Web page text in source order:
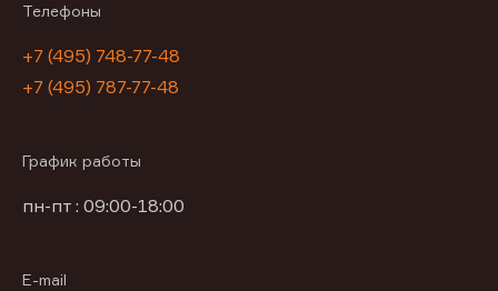
Телефоны
+7 (495) 748-77-48
+7 (495) 787-77-48
График работы
пн-пт : 09:00-18:00
E-mail